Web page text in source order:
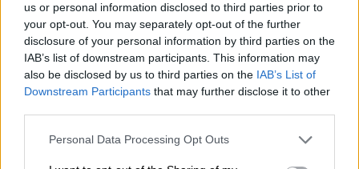
us or personal information disclosed to third parties prior to
your opt-out. You may separately opt-out of the further
disclosure of your personal information by third parties on the
IAB’s list of downstream participants. This information may
also be disclosed by us to third parties on the IAB’s List of
Downstream Participants that may further disclose it to other
Personal Data Processing Opt Outs